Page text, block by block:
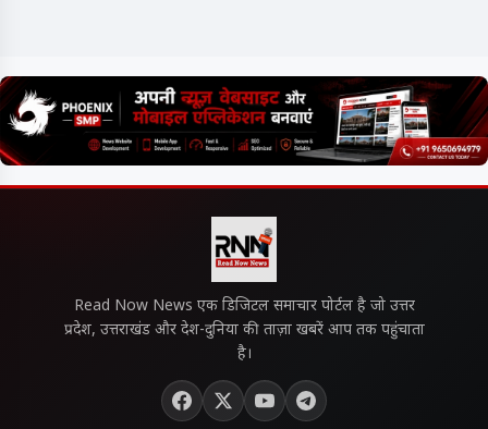
Read Now News एक डिजिटल समाचार पोर्टल है जो उत्तर
प्रदेश, उत्तराखंड और देश-दुनिया की ताज़ा खबरें आप तक पहुंचाता
है।